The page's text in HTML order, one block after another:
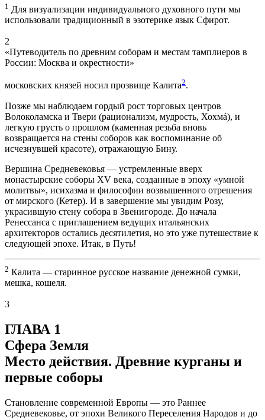
1 Для визуализации индивидуального духовного пути мы
использовали традиционный в эзотерике язык Сфирот.
2
«Путеводитель по древним соборам и местам тамплиеров в
России: Москва и окрестности»
московских князей носил прозвище Калита2.
Позже мы наблюдаем гордый рост торговых центров
Волоколамска и Твери (рационализм, мудрость, Хохмá), и
легкую грусть о прошлом (каменная резьба вновь
возвращается на стены соборов как воспоминание об
исчезнувшей красоте), отражающую Бину.
Вершина Средневековья — устремленные вверх
монастырские соборы XV века, созданные в эпоху «умной
молитвы», исихазма и философии возвышенного отрешения
от мирского (Кетер). И в завершение мы увидим Розу,
украсившую стену собора в Звенигороде. До начала
Ренессанса с приглашением ведущих итальянских
архитекторов остались десятилетия, но это уже путешествие к
следующей эпохе. Итак, в Путь!
2 Калита — старинное русское название денежной сумки,
мешка, кошеля.
3
ГЛАВА 1
Сфера Земля
Место действия. Древние курганы и
первые соборы
Становление современной Европы — это Раннее
Средневековье, от эпохи Великого Переселения Народов и до